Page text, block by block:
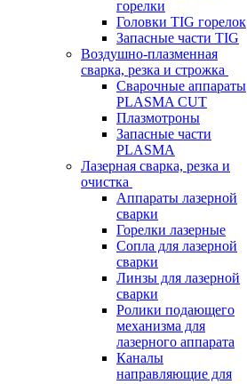
горелки
Головки TIG горелок
Запасные части TIG
Воздушно-плазменная
сварка, резка и строжка
Сварочные аппараты
PLASMA CUT
Плазмотроны
Запасные части
PLASMA
Лазерная сварка, резка и
очистка
Аппараты лазерной
сварки
Горелки лазерные
Сопла для лазерной
сварки
Линзы для лазерной
сварки
Ролики подающего
механизма для
лазерного аппарата
Каналы
направляющие для